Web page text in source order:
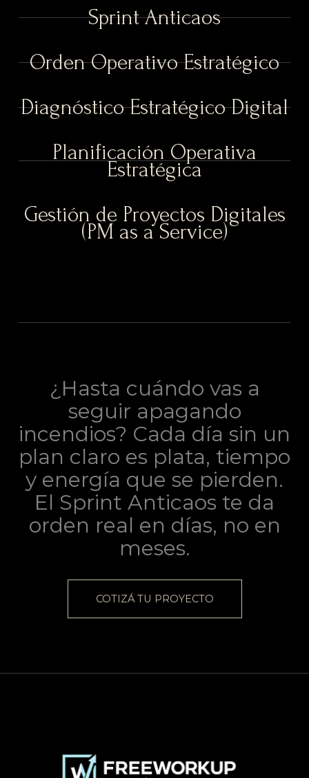
Sprint Anticaos
Orden Operativo Estratégico
Diagnóstico Estratégico Digital
Planificación Operativa
Estratégica
Gestión de Proyectos Digitales
(PM as a Service)
¿Hasta cuándo vas a
seguir apagando
incendios? Cada día sin un
plan claro es plata, tiempo
y energía que se pierden.
El Sprint Anticaos te da
orden real en días, no en
meses.
COTIZÁ TU PROYECTO